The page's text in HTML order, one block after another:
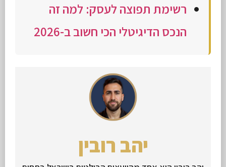
רשימת תפוצה לעסק: למה זה
הנכס הדיגיטלי הכי חשוב ב-2026
יהב רובין